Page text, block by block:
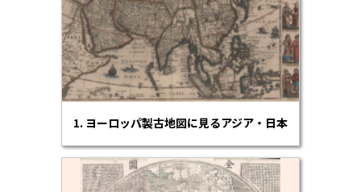
1. ヨーロッパ製古地図に見るアジア・日本